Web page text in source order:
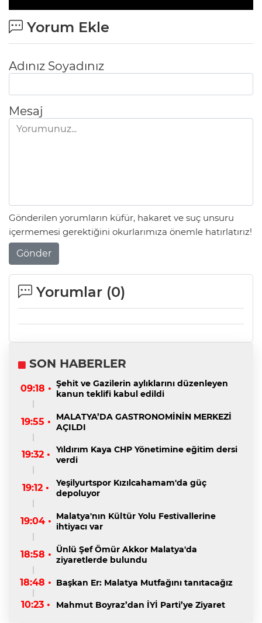
Yorum Ekle
Adınız Soyadınız
Mesaj
Gönderilen yorumların küfür, hakaret ve suç unsuru
içermemesi gerektiğini okurlarımıza önemle hatırlatırız!
Gönder
Yorumlar (0)
SON HABERLER
09:18 • Şehit ve Gazilerin aylıklarını düzenleyen
kanun teklifi kabul edildi
19:55 •
MALATYA’DA GASTRONOMİNİN MERKEZİ
AÇILDI
19:32 •
Yıldırım Kaya CHP Yönetimine eğitim dersi
verdi
19:12 •
Yeşilyurtspor Kızılcahamam'da güç
depoluyor
19:04 • Malatya'nın Kültür Yolu Festivallerine
ihtiyacı var
18:58 • Ünlü Şef Ömür Akkor Malatya'da
ziyaretlerde bulundu
18:48 • Başkan Er: Malatya Mutfağını tanıtacağız
10:23 • Mahmut Boyraz’dan İYİ Parti’ye Ziyaret